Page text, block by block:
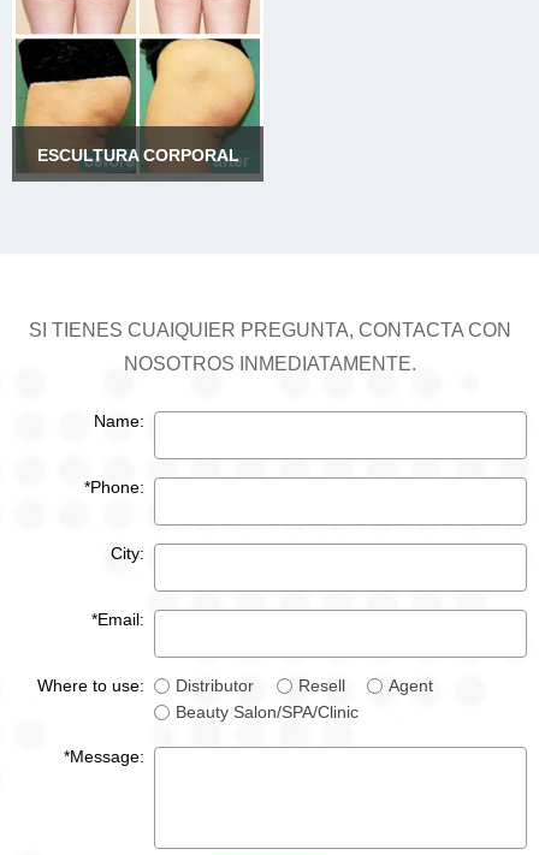
ESCULTURA CORPORAL
SI TIENES CUAIQUIER PREGUNTA, CONTACTA CON
NOSOTROS INMEDIATAMENTE.
Name:
*Phone:
City:
*Email:
Where to use: Distributor Resell
Agent
Beauty Salon/SPA/Clinic
*Message: